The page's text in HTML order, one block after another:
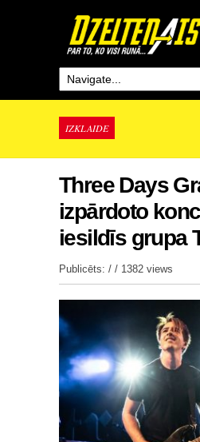
IZKLAIDE
Three Days
izpārdoto
iesildīs grupa
Publicēts: / / 1382 views